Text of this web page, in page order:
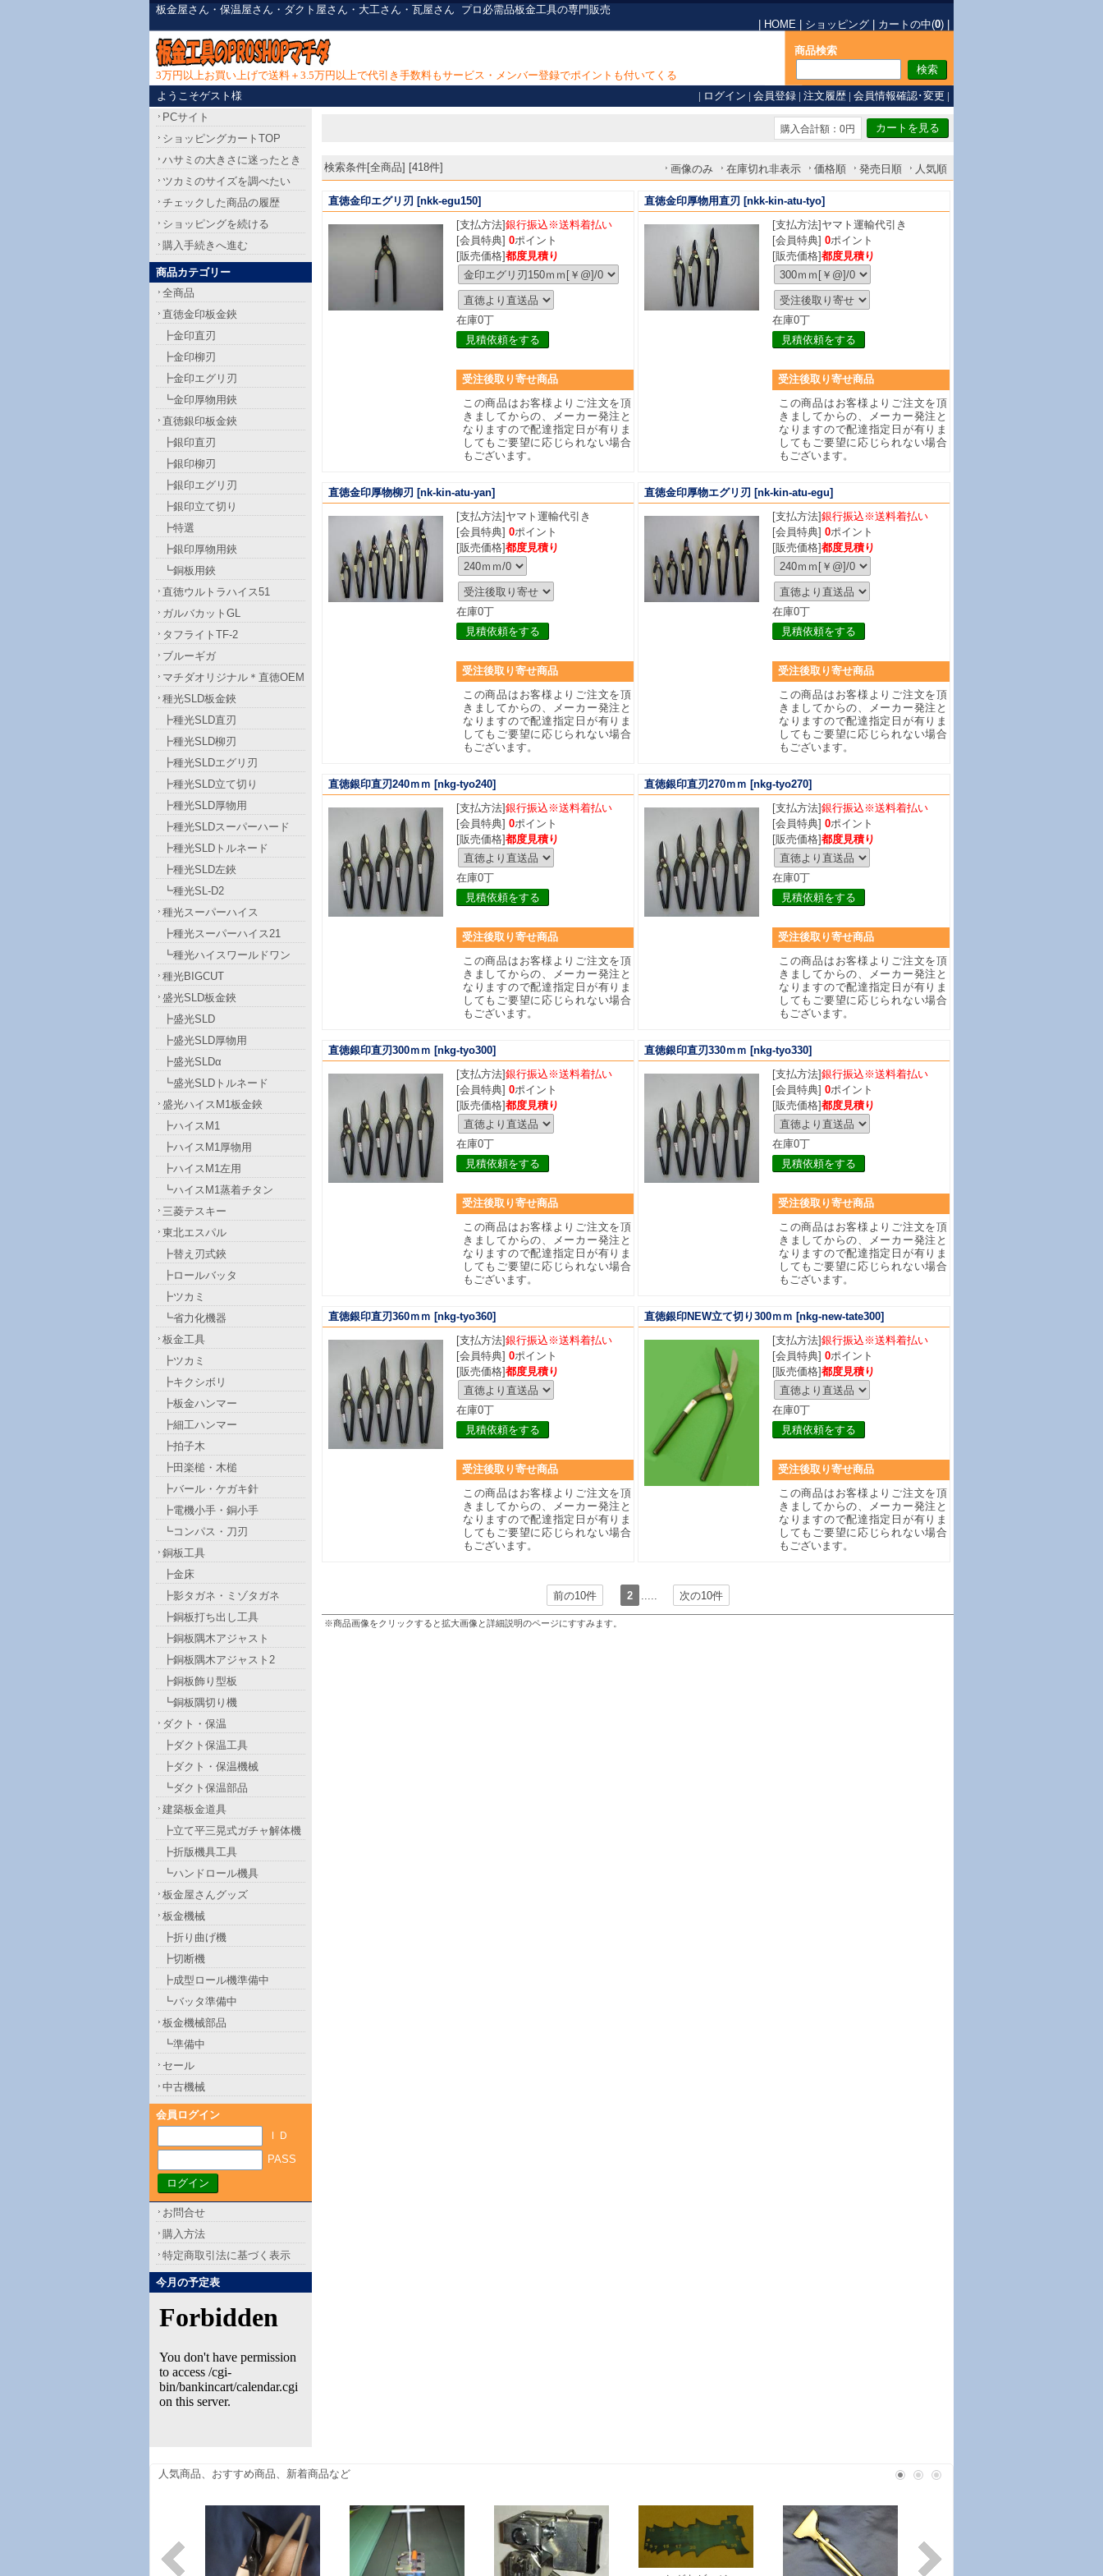
板金屋さん・保温屋さん・ダクト屋さん・大工さん・瓦屋さん プロ必需品板金工具の専門販売
HOME ショッピング カートの中(0)
3万円以上お買い上げで送料＋3.5万円以上で代引き手数料もサービス・メンバー登録でポイントも付いてくる
商品検索
ようこそゲスト様 | ログイン | 会員登録 | 注文履歴 | 会員情報確認･変更 |
購入合計額：0円
検索条件[全商品] [418件] 画像のみ 在庫切れ非表示 価格順 発売日順 人気順
直徳金印エグリ刃 [nkk-egu150]
[支払方法]銀行振込※送料着払い
[会員特典] 0ポイント
[販売価格]都度見積り
在庫0丁
見積依頼をする
受注後取り寄せ商品
この商品はお客様よりご注文を頂
きましてからの、メーカー発注と
なりますので配達指定日が有りま
してもご要望に応じられない場合
もございます。
直徳金印厚物用直刃 [nkk-kin-atu-tyo]
[支払方法] ヤマト運輸代引き
[会員特典] 0ポイント
[販売価格]都度見積り
在庫0丁
見積依頼をする
受注後取り寄せ商品
この商品はお客様よりご注文を頂
きましてからの、メーカー発注と
なりますので配達指定日が有りま
してもご要望に応じられない場合
もございます。
直徳金印厚物柳刃 [nk-kin-atu-yan]
[支払方法] ヤマト運輸代引き
[会員特典] 0ポイント
[販売価格]都度見積り
在庫0丁
見積依頼をする
受注後取り寄せ商品
この商品はお客様よりご注文を頂
きましてからの、メーカー発注と
なりますので配達指定日が有りま
してもご要望に応じられない場合
もございます。
直徳金印厚物エグリ刃 [nk-kin-atu-egu]
[支払方法]銀行振込※送料着払い
[会員特典] 0ポイント
[販売価格]都度見積り
在庫0丁
見積依頼をする
受注後取り寄せ商品
この商品はお客様よりご注文を頂
きましてからの、メーカー発注と
なりますので配達指定日が有りま
してもご要望に応じられない場合
もございます。
直徳銀印直刃240ｍｍ [nkg-tyo240]
[支払方法]銀行振込※送料着払い
[会員特典] 0ポイント
[販売価格]都度見積り
在庫0丁
見積依頼をする
受注後取り寄せ商品
この商品はお客様よりご注文を頂
きましてからの、メーカー発注と
なりますので配達指定日が有りま
してもご要望に応じられない場合
もございます。
直徳銀印直刃270ｍｍ [nkg-tyo270]
[支払方法]銀行振込※送料着払い
[会員特典] 0ポイント
[販売価格]都度見積り
在庫0丁
見積依頼をする
受注後取り寄せ商品
この商品はお客様よりご注文を頂
きましてからの、メーカー発注と
なりますので配達指定日が有りま
してもご要望に応じられない場合
もございます。
直徳銀印直刃300ｍｍ [nkg-tyo300]
[支払方法]銀行振込※送料着払い
[会員特典] 0ポイント
[販売価格]都度見積り
在庫0丁
見積依頼をする
受注後取り寄せ商品
この商品はお客様よりご注文を頂
きましてからの、メーカー発注と
なりますので配達指定日が有りま
してもご要望に応じられない場合
もございます。
直徳銀印直刃330ｍｍ [nkg-tyo330]
[支払方法]銀行振込※送料着払い
[会員特典] 0ポイント
[販売価格]都度見積り
在庫0丁
見積依頼をする
受注後取り寄せ商品
この商品はお客様よりご注文を頂
きましてからの、メーカー発注と
なりますので配達指定日が有りま
してもご要望に応じられない場合
もございます。
直徳銀印直刃360ｍｍ [nkg-tyo360]
[支払方法]銀行振込※送料着払い
[会員特典] 0ポイント
[販売価格]都度見積り
在庫0丁
見積依頼をする
受注後取り寄せ商品
この商品はお客様よりご注文を頂
きましてからの、メーカー発注と
なりますので配達指定日が有りま
してもご要望に応じられない場合
もございます。
直徳銀印NEW立て切り300ｍｍ [nkg-new-tate300]
[支払方法]銀行振込※送料着払い
[会員特典] 0ポイント
[販売価格]都度見積り
在庫0丁
見積依頼をする
受注後取り寄せ商品
この商品はお客様よりご注文を頂
きましてからの、メーカー発注と
なりますので配達指定日が有りま
してもご要望に応じられない場合
もございます。
前の10件 2 ..... 次の10件
※商品画像をクリックすると拡大画像と詳細説明のページにすすみます。
PCサイト
ショッピングカートTOP
ハサミの大きさに迷ったとき
ツカミのサイズを調べたい
チェックした商品の履歴
ショッピングを続ける
購入手続きへ進む
商品カテゴリー
全商品
直徳金印板金鋏
┣金印直刃
┣金印柳刃
┣金印エグリ刃
┗金印厚物用鋏
直徳銀印板金鋏
┣銀印直刃
┣銀印柳刃
┣銀印エグリ刃
┣銀印立て切り
┣特選
┣銀印厚物用鋏
┗銅板用鋏
直徳ウルトラハイス51
ガルバカットGL
タフライトTF-2
ブルーギガ
マチダオリジナル＊直徳OEM
種光SLD板金鋏
┣種光SLD直刃
┣種光SLD柳刃
┣種光SLDエグリ刃
┣種光SLD立て切り
┣種光SLD厚物用
┣種光SLDスーパーハード
┣種光SLDトルネード
┣種光SLD左鋏
┗種光SL-D2
種光スーパーハイス
┣種光スーパーハイス21
┗種光ハイスワールドワン
種光BIGCUT
盛光SLD板金鋏
┣盛光SLD
┣盛光SLD厚物用
┣盛光SLDα
┗盛光SLDトルネード
盛光ハイスM1板金鋏
┣ハイスM1
┣ハイスM1厚物用
┣ハイスM1左用
┗ハイスM1蒸着チタン
三菱テスキー
東北エスパル
┣替え刃式鋏
┣ロールバッタ
┣ツカミ
┗省力化機器
板金工具
┣ツカミ
┣キクシボリ
┣板金ハンマー
┣細工ハンマー
┣拍子木
┣田楽槌・木槌
┣バール・ケガキ針
┣電機小手・銅小手
┗コンパス・刀刃
銅板工具
┣金床
┣影タガネ・ミゾタガネ
┣銅板打ち出し工具
┣銅板隅木アジャスト
┣銅板隅木アジャスト2
┣銅板飾り型板
┗銅板隅切り機
ダクト・保温
┣ダクト保温工具
┣ダクト・保温機械
┗ダクト保温部品
建築板金道具
┣立て平三晃式ガチャ解体機
┣折版機具工具
┗ハンドロール機具
板金屋さんグッズ
板金機械
┣折り曲げ機
┣切断機
┣成型ロール機準備中
┗バッタ準備中
板金機械部品
┗準備中
セール
中古機械
会員ログイン
ＩＤ
PASS
お問合せ
購入方法
特定商取引法に基づく表示
今月の予定表